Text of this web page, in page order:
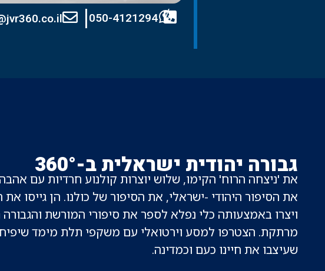
/
050-4121294
|
גבורה יהודית ישראלית ב-360°
את 'ניצחה הרוח' הקימו, שלוש יוצרות קולנוע חרדיות עם
את הסיפור היהודי -ישראלי, את הסיפור של כולנו. הן גייסו
ויצרו באמצעותה כלי נפלא לספר את סיפורי המורשת והגבורה
מרתקת. הצטרפו למסע וירטואלי עם משקפי תלת מימד שיפיח
שעיצבו את חיינו כעם וכמדינה.